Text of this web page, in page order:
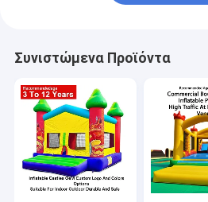
Συνιστώμενα Προϊόντα